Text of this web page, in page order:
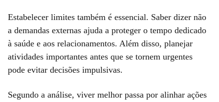
Estabelecer limites também é essencial. Saber dizer não
a demandas externas ajuda a proteger o tempo dedicado
à saúde e aos relacionamentos. Além disso, planejar
atividades importantes antes que se tornem urgentes
pode evitar decisões impulsivas.
Segundo a análise, viver melhor passa por alinhar ações